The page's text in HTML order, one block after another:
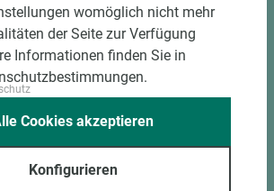
ZUBEHÖR
womöglich nicht mehr
der Seite zur Verfügung
Informationen finden Sie in
Konfigurieren
Cookies akzeptieren